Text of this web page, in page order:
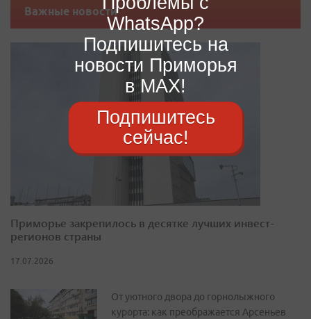
Важные новости
Приморье закрепилось в десятке лучших инвест-
регионов страны
17.07.2026
От уютного двора до горнолыжного
курорта: как преображается Арсеньев
WhatsApp?
Подпишитесь на
новости Приморья
в MAX!
Подпишитесь
сейчас!